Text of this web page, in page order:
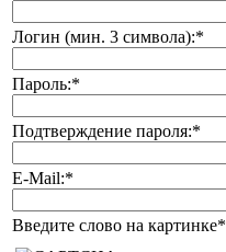
Логин (мин. 3 символа):*
Пароль:*
Подтверждение пароля:*
E-Mail:*
Введите слово на картинке*